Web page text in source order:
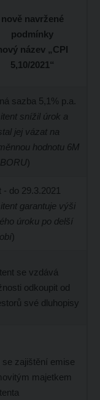
nově navržené
podmínky
název „CPI
5,10/2021“
sazba 5,1% p.a.
snížil úrok a
jej vázat na
hodnotu 6M
)
- do 29.3.2021
garantuje výši
úroku po delší
)
se vzdává
odkoupit od
své dluhopisy
se zajištění emise
majetkem